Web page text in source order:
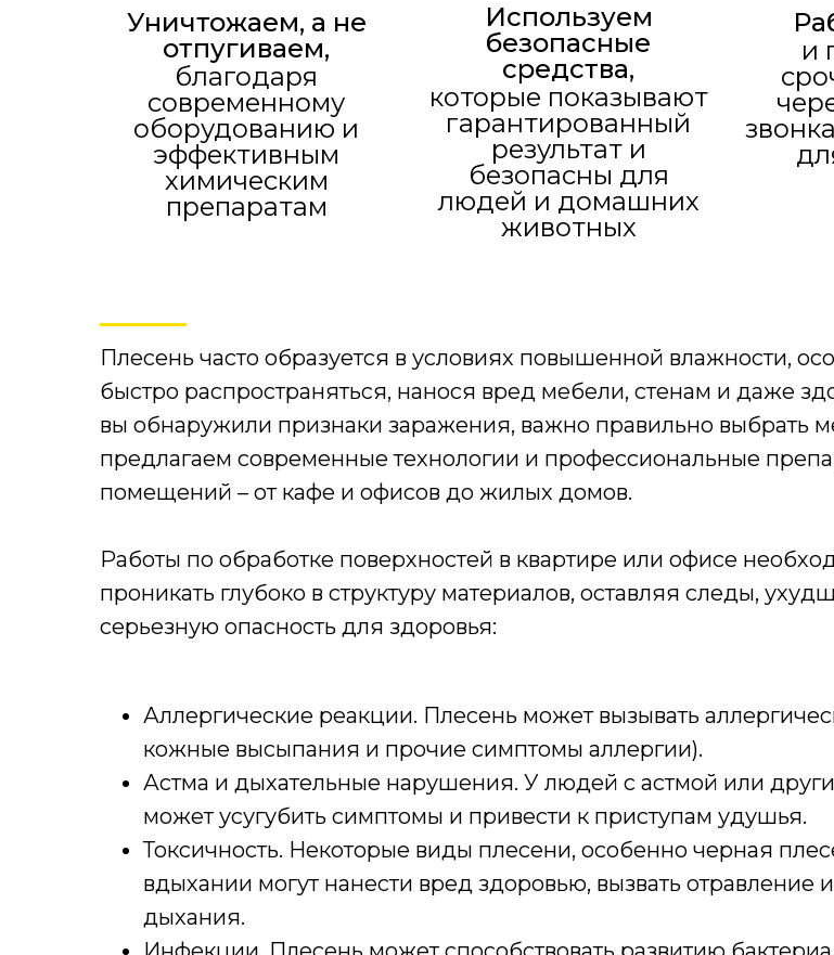
Уничтожаем, а не
отпугиваем,
Используем
безопасные
средства,
благодаря
современному
оборудованию и
эффективным
химическим
препаратам
которые показывают
гарантированный
результат и
безопасны для
людей и домашних
животных
и
Плесень часто образуется в условиях повышенной влажности,
быстро распространяться, нанося вред мебели, стенам и даже
вы обнаружили признаки заражения, важно правильно выбрать
предлагаем современные технологии и профессиональные
помещений – от кафе и офисов до жилых домов.
Работы по обработке поверхностей в квартире или офисе
проникать глубоко в структуру материалов, оставляя следы,
серьезную опасность для здоровья:
Аллергические реакции. Плесень может вызывать
кожные высыпания и прочие симптомы аллергии).
Астма и дыхательные нарушения. У людей с астмой или
может усугубить симптомы и привести к приступам удушья.
Токсичность. Некоторые виды плесени, особенно черная
вдыхании могут нанести вред здоровью, вызвать
дыхания.